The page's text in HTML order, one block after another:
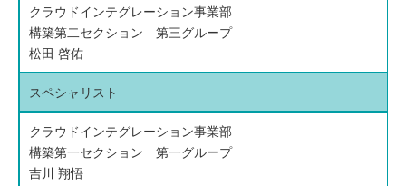
クラウドインテグレーション事業部
構築第二セクション 第三グループ
松田 啓佑
スペシャリスト
クラウドインテグレーション事業部
構築第一セクション 第一グループ
吉川 翔悟